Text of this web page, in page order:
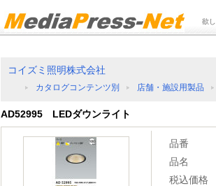
欲
コイズミ照明株式会社
カタログコンテンツ別 店舗・施設用製品
AD52995 LEDダウンライト
品番
品名
税込価格